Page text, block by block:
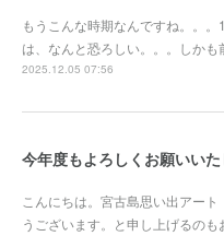
もうこんな時期なんですね。。。
は、なんと恐ろしい。。。しかも
2025.12.05 07:56
今年度もよろしくお願いい
こんにちは。宮古島思い出アー
うございます。と申し上げるの